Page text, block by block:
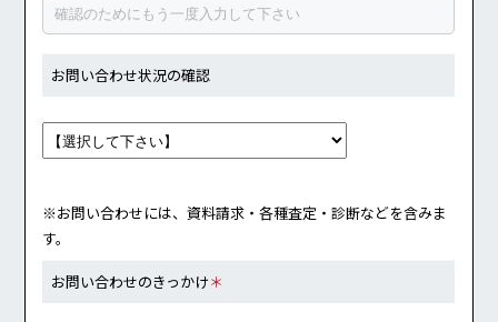
お問い合わせ状況の確認
※お問い合わせには、資料請求・各種査定・診断などを含みま
す。
お問い合わせのきっかけ ＊